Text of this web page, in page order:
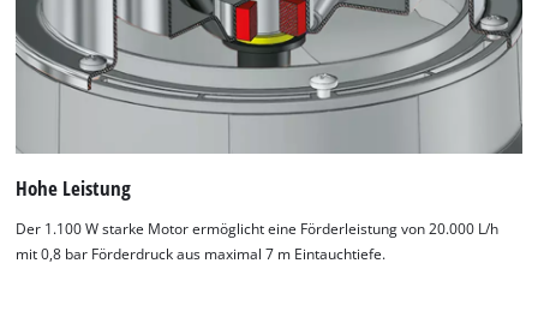
Hohe Leistung
Der 1.100 W starke Motor ermöglicht eine Förderleistung von 20.000 L/h
mit 0,8 bar Förderdruck aus maximal 7 m Eintauchtiefe.